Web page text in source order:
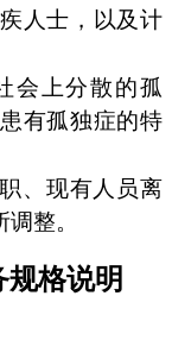
人士，以及计
会上分散的孤
有孤独症的特
、现有人员离
整。
格说明